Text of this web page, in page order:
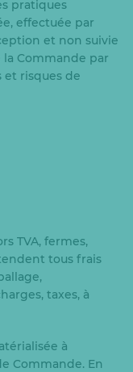
pratiques
effectuée par
et non suivie
Commande par
et risques de
TVA, fermes,
tous frais
taxes, à
à
Commande. En